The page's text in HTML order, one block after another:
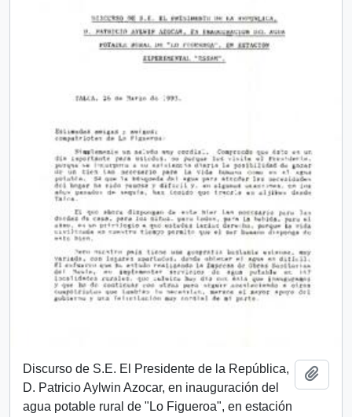
Discurso de S.E. El Presidente de la República,
D. Patricio Aylwin Azocar, en inauguración del
agua potable rural de "Lo Figueroa", en estación